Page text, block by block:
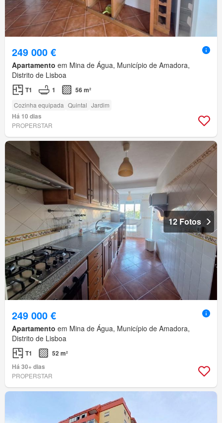
249 000 €
Apartamento em Mina de Água, Município de Amadora,
Distrito de Lisboa
T1 1 56 m²
Cozinha equipada Quintal Jardim
Há 10 dias
PROPERSTAR
12 Fotos
249 000 €
Apartamento em Mina de Água, Município de Amadora,
Distrito de Lisboa
T1
52 m²
Há 30+ dias
PROPERSTAR